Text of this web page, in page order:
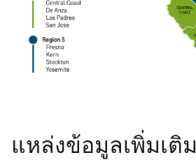
แหล่งข้อมูลเพิ่มเติม